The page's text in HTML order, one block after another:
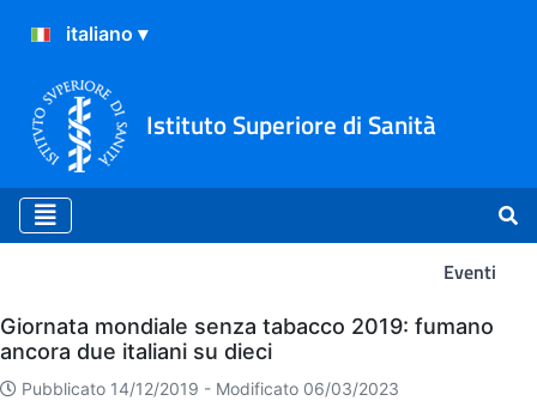
Istituto Superiore di Sanità
Eventi
Eventi
Giornata mondiale senza tabacco 2019: fumano
ancora due italiani su dieci
Pubblicato 14/12/2019 - Modificato 06/03/2023